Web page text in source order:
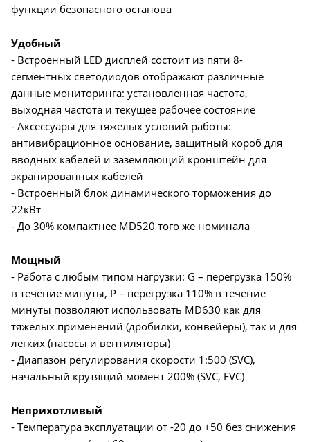
функции безопасного останова
Удобный
- Встроенный LED дисплей состоит из пяти 8-
сегментных светодиодов отображают различные
данные мониторинга: установленная частота,
выходная частота и текущее рабочее состояние
- Аксессуары для тяжелых условий работы:
антивибрационное основание, защитный короб для
вводных кабелей и заземляющий кронштейн для
экранированных кабелей
- Встроенный блок динамического торможения до
22кВт
- До 30% компактнее MD520 того же номинала
Мощный
- Работа с любым типом нагрузки: G – перегрузка 150%
в течение минуты, P – перегрузка 110% в течение
минуты позволяют использовать MD630 как для
тяжелых применений (дробилки, конвейеры), так и для
легких (насосы и вентиляторы)
- Диапазон регулирования скорости 1:500 (SVC),
начальный крутящий момент 200% (SVC, FVC)
Неприхотливый
- Температура эксплуатации от -20 до +50 без снижения